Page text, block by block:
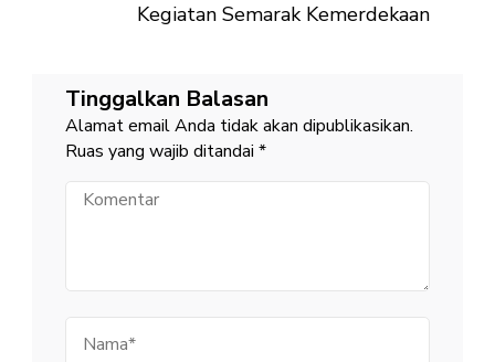
Kegiatan Semarak Kemerdekaan
Tinggalkan Balasan
Alamat email Anda tidak akan dipublikasikan.
Ruas yang wajib ditandai *
Komentar